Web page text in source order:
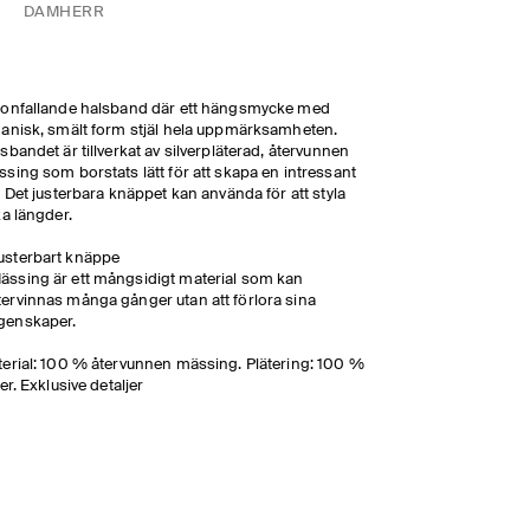
DAM HERR
halsband där ett hängsmycke med
smält form stjäl hela uppmärksamheten.
är tillverkat av silverpläterad, återvunnen
som borstats lätt för att skapa en intressant
Det justerbara knäppet kan använda för att styla
längder.
knäppe
är ett mångsidigt material som kan
många gånger utan att förlora sina
100 % återvunnen mässing. Plätering: 100 %
Exklusive detaljer